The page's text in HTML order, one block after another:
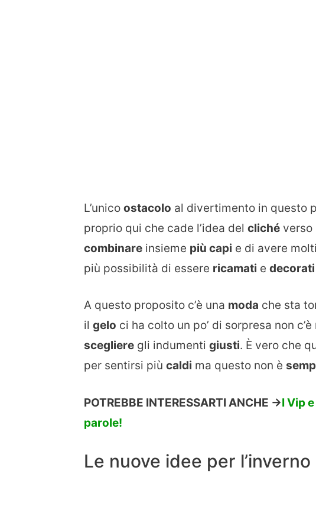
L’unico ostacolo al divertimento in questo
proprio qui che cade l’idea del cliché verso
combinare insieme più capi e di avere
più possibilità di essere ricamati e decorati
A questo proposito c’è una moda che sta
il gelo ci ha colto un po’ di sorpresa non
scegliere gli indumenti giusti. Ѐ vero che
per sentirsi più caldi ma questo non è
POTREBBE INTERESSARTI ANCHE ->I Vip
parole!
Le nuove idee per l’inverno